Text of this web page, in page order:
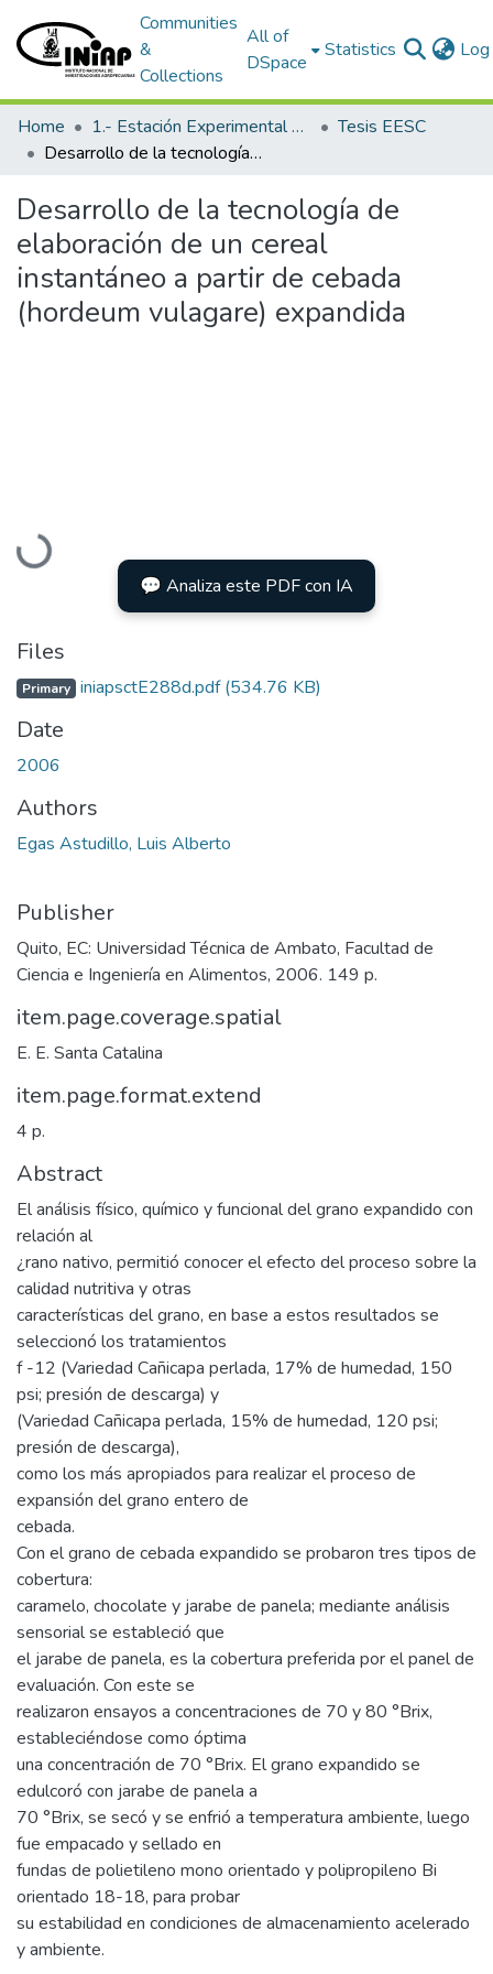
Communities
&
Collections
All of
DSpace
Statistics
Home 1.- Estación Experimental Santa Catalina
Tesis EESC
Desarrollo de la tecnología de elaboración de un cereal instantáneo a partir de cebada (hordeum vulagare) expandida
Desarrollo de la tecnología de
elaboración de un cereal
instantáneo a partir de cebada
(hordeum vulagare) expandida
Loading...
💬 Analiza este PDF con IA
Files
Primary iniapsctE288d.pdf(534.76 KB)
Date
2006
Authors
Egas Astudillo, Luis Alberto
Publisher
Quito, EC: Universidad Técnica de Ambato, Facultad de
Ciencia e Ingeniería en Alimentos, 2006. 149 p.
item.page.coverage.spatial
E. E. Santa Catalina
item.page.format.extend
4 p.
Abstract
El análisis físico, químico y funcional del grano expandido con
relación al
¿rano nativo, permitió conocer el efecto del proceso sobre la
calidad nutritiva y otras
características del grano, en base a estos resultados se
seleccionó los tratamientos
f -12 (Variedad Cañicapa perlada, 17% de humedad, 150
psi; presión de descarga) y
(Variedad Cañicapa perlada, 15% de humedad, 120 psi;
presión de descarga),
como los más apropiados para realizar el proceso de
expansión del grano entero de
cebada.
Con el grano de cebada expandido se probaron tres tipos de
cobertura:
caramelo, chocolate y jarabe de panela; mediante análisis
sensorial se estableció que
el jarabe de panela, es la cobertura preferida por el panel de
evaluación. Con este se
realizaron ensayos a concentraciones de 70 y 80 °Brix,
estableciéndose como óptima
una concentración de 70 °Brix. El grano expandido se
edulcoró con jarabe de panela a
70 °Brix, se secó y se enfrió a temperatura ambiente, luego
fue empacado y sellado en
fundas de polietileno mono orientado y polipropileno Bi
orientado 18-18, para probar
su estabilidad en condiciones de almacenamiento acelerado
y ambiente.